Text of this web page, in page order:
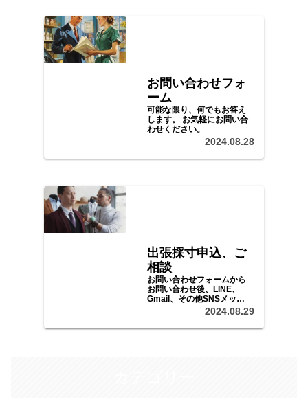
お問い合わせフォ
ーム
可能な限り、何でもお答え
します。 お気軽にお問い合
わせください。
2024.08.28
出張採寸申込、ご
相談
お問い合わせフォームから
お問い合わせ後、LINE、
Gmail、その他SNSメッセ
ージ等で、ご予算、ご希望
等をご調整の上、採寸、ご
2024.08.29